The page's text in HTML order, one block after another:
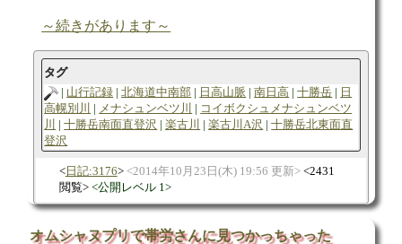
～続きがあります～
タグ
山行記録
北海道中南部 日高山脈 南日高 十勝岳
日
高幌別川
メナシュンベツ川
コイボクシュメナシュンベツ
川
十勝岳南面直登沢 楽古川 楽古川A沢
十勝岳北東面直
登沢
日記:3176 2014年10月23日(木) 19:56 更新
2431
閲覧
公開レベル 1
オムシャヌプリで帯労さんに見つかっちゃった